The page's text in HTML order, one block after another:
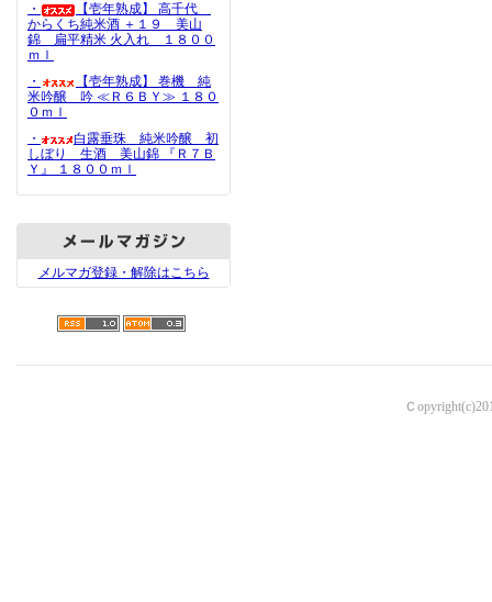
・
【壱年熟成】 高千代
からくち純米酒 ＋１９ 美山
錦 扁平精米 火入れ １８００
ｍｌ
・
【壱年熟成】 巻機 純
米吟醸 吟 ≪Ｒ６ＢＹ≫ １８０
０ｍｌ
・
白露垂珠 純米吟醸 初
しぼり 生酒 美山錦 『Ｒ７Ｂ
Ｙ』 １８００ｍｌ
メルマガ登録・解除はこちら
Ｃ